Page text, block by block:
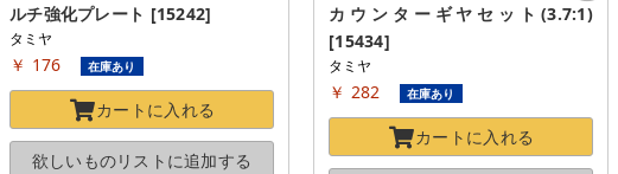
ルチ強化プレート [15242]
タミヤ
￥ 176 在庫あり
カートに入れる
欲しいものリストに追加する
カウンターギヤセット(3.7:1)
[15434]
タミヤ
￥ 282 在庫あり
カートに入れる